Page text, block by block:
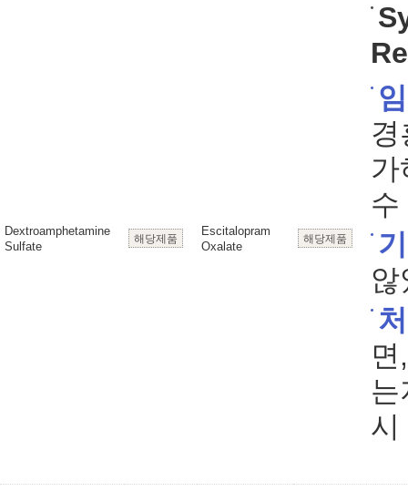
Dextroamphetamine
Sulfate
해당제품
Escitalopram
Oxalate
해당제품
경
가
수
않
는
시